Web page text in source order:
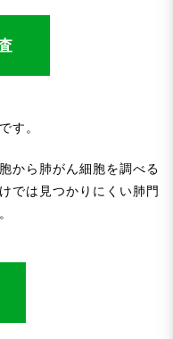
す。
から肺がん細胞を調べる
では見つかりにくい肺門